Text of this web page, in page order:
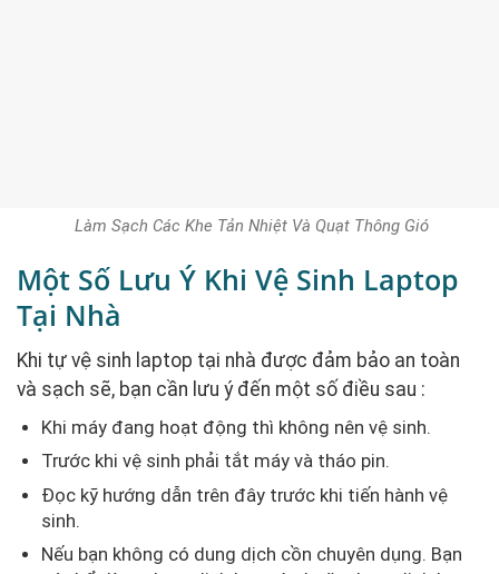
Làm Sạch Các Khe Tản Nhiệt Và Quạt Thông Gió
Một Số Lưu Ý Khi Vệ Sinh Laptop
Tại Nhà
Khi tự vệ sinh laptop tại nhà được đảm bảo an toàn
và sạch sẽ, bạn cần lưu ý đến một số điều sau :
Khi máy đang hoạt động thì không nên vệ sinh.
Trước khi vệ sinh phải tắt máy và tháo pin.
Đọc kỹ hướng dẫn trên đây trước khi tiến hành vệ
sinh.
Nếu bạn không có dung dịch cồn chuyên dụng. Bạn